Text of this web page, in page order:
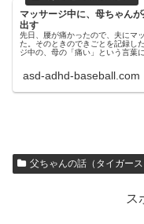
マッサージ中に、母ちゃん
出す
先日、腰が痛かったので、夫にマ
た。そのときのできごとを記録し
ジ中の、母の「痛い」という言葉
の際、母ちゃんめっちゃ痛...
asd-adhd-baseball.com
父ちゃんの話（タイガース
ス